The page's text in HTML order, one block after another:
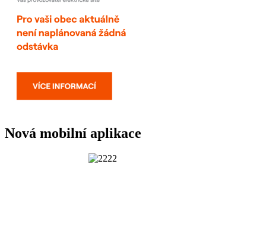
Nová mobilní aplikace